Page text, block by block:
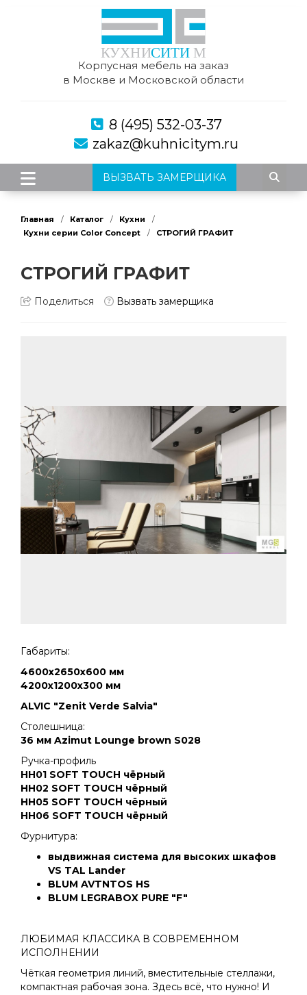
Корпусная мебель на заказ
в Москве и Московской области
8 (495) 532-03-37
zakaz@kuhnicitym.ru
ВЫЗВАТЬ ЗАМЕРЩИКА
Главная Каталог
Кухни
Кухни серии Color Concept
СТРОГИЙ ГРАФИТ
СТРОГИЙ ГРАФИТ
Поделиться Вызвать замерщика
Габариты:
4600х2650х600 мм
4200х1200х300 мм
ALVIC "Zenit Verde Salvia"
Столешница:
36 мм Azimut Lounge brown S028
Ручка-профиль
НН01 SOFT TOUCH чёрный
НН02 SOFT TOUCH чёрный
НН05 SOFT TOUCH чёрный
НН06 SOFT TOUCH чёрный
Фурнитура:
выдвижная система для высоких шкафов
VS TAL Lander
BLUM AVTNTOS HS
BLUM LEGRABOX PURE "F"
ЛЮБИМАЯ КЛАССИКА В СОВРЕМЕННОМ
ИСПОЛНЕНИИ
Чёткая геометрия линий, вместительные стеллажи,
компактная рабочая зона. Здесь всё, что нужно! И